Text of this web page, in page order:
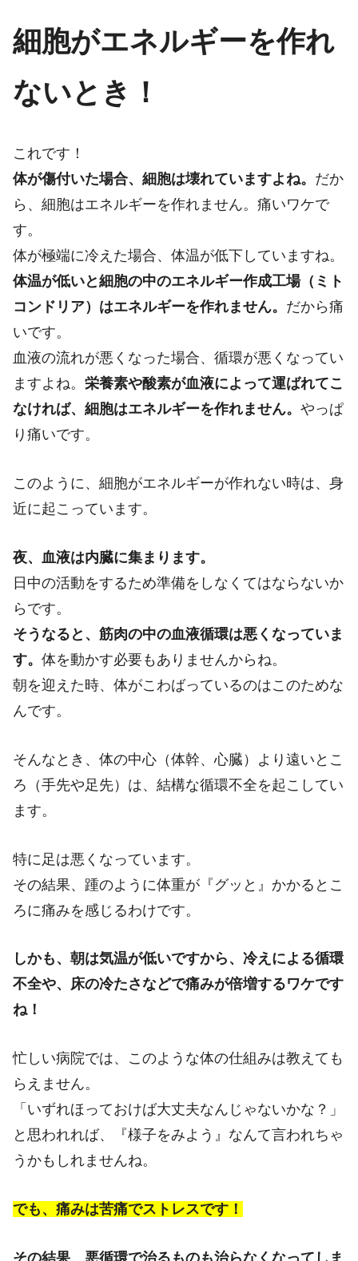
細胞がエネルギーを作れ
ないとき！
これです！
体が傷付いた場合、細胞は壊れていますよね。 だか
ら、細胞はエネルギーを作れません。痛いワケで
す。
体が極端に冷えた場合、体温が低下していますね。
体温が低いと細胞の中のエネルギー作成工場（ミト
コンドリア）はエネルギーを作れません。 だから痛
いです。
血液の流れが悪くなった場合、循環が悪くなってい
ますよね。 栄養素や酸素が血液によって運ばれてこ
なければ、細胞はエネルギーを作れません。 やっぱ
り痛いです。
このように、細胞がエネルギーが作れない時は、身
近に起こっています。
夜、血液は内臓に集まります。
日中の活動をするため準備をしなくてはならないか
らです。
そうなると、筋肉の中の血液循環は悪くなっていま
す。 体を動かす必要もありませんからね。
朝を迎えた時、体がこわばっているのはこのためな
んです。
そんなとき、体の中心（体幹、心臓）より遠いとこ
ろ（手先や足先）は、結構な循環不全を起こしてい
ます。
特に足は悪くなっています。
その結果、踵のように体重が『グッと』かかるとこ
ろに痛みを感じるわけです。
しかも、朝は気温が低いですから、冷えによる循環
不全や、床の冷たさなどで痛みが倍増するワケです
ね！
忙しい病院では、このような体の仕組みは教えても
らえません。
「いずれほっておけば大丈夫なんじゃないかな？」
と思われれば、『様子をみよう』なんて言われちゃ
うかもしれませんね。
でも、痛みは苦痛でストレスです！
その結果、悪循環で治るものも治らなくなってしま